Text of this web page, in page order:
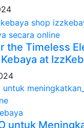
secara online
the Timeless
at
untuk